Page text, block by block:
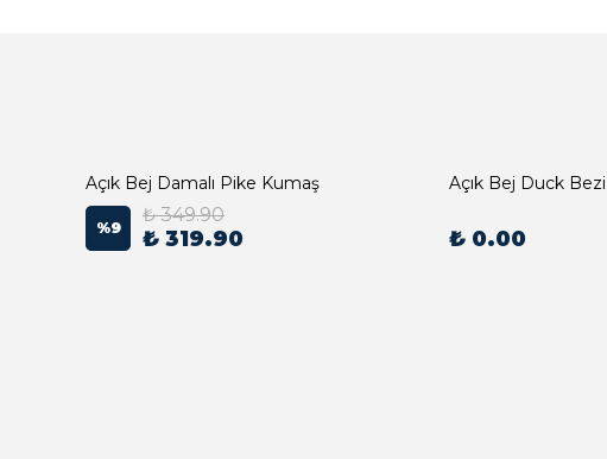
Açık Bej Damalı Pike Kumaş
%9
₺ 349.90
₺ 319.90 ₺ 0.00